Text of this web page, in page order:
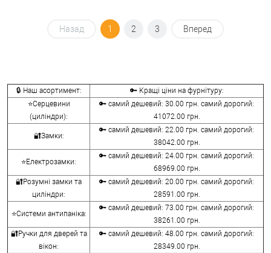
Назад 1 2 3 Вперед
🔒 Наш асортимент:
🔑 Кращі ціни на фурнітуру:
⭐Серцевини
(циліндри):
🔑 самий дешевий: 30.00 грн. самий дорогий:
41072.00 грн.
🔐Замки:
🔑 самий дешевий: 22.00 грн. самий дорогий:
38042.00 грн.
⭐Електрозамки:
🔑 самий дешевий: 24.00 грн. самий дорогий:
68969.00 грн.
🔐Розумні замки та
циліндри:
🔑 самий дешевий: 20.00 грн. самий дорогий:
28591.00 грн.
⭐Системи антипаніка:
🔑 самий дешевий: 73.00 грн. самий дорогий:
38261.00 грн.
🔐Ручки для дверей та
вікон:
🔑 самий дешевий: 48.00 грн. самий дорогий:
28349.00 грн.